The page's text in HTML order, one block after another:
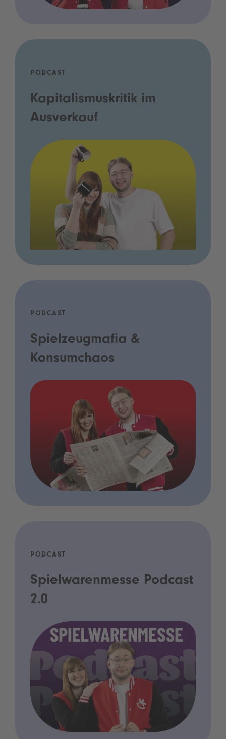
PODCAST
Kapitalismuskritik im
Ausverkauf
PODCAST
Spielzeugmafia &
Konsumchaos
PODCAST
Spielwarenmesse Podcast
2.0